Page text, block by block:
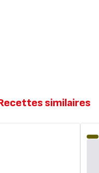
similaires
aux